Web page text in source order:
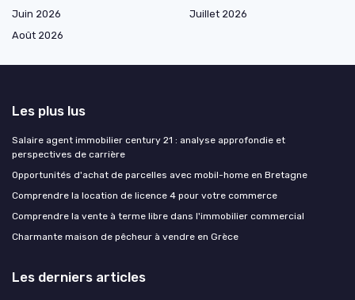
Juin 2026
Juillet 2026
Août 2026
Les plus lus
Salaire agent immobilier century 21 : analyse approfondie et
perspectives de carrière
Opportunités d'achat de parcelles avec mobil-home en Bretagne
Comprendre la location de licence 4 pour votre commerce
Comprendre la vente à terme libre dans l'immobilier commercial
Charmante maison de pêcheur à vendre en Grèce
Les derniers articles